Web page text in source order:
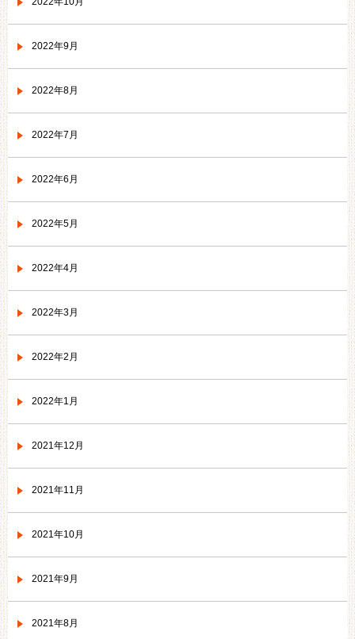
2022年9月
2022年8月
2022年7月
2022年6月
2022年5月
2022年4月
2022年3月
2022年2月
2022年1月
2021年12月
2021年11月
2021年10月
2021年9月
2021年8月